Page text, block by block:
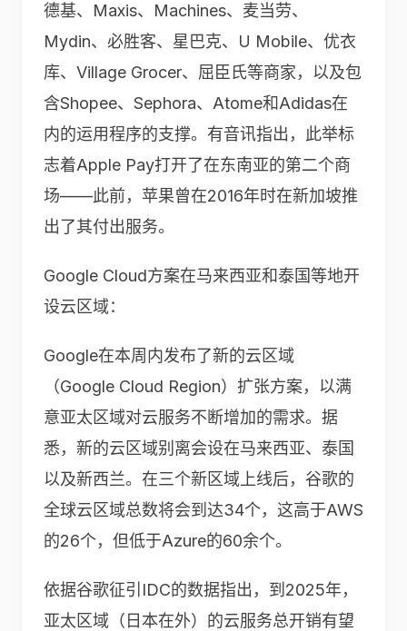
德基、Maxis、Machines、麦当劳、
Mydin、必胜客、星巴克、U Mobile、优衣
库、Village Grocer、屈臣氏等商家，以及包
含Shopee、Sephora、Atome和Adidas在
内的运用程序的支撑。有音讯指出，此举标
志着Apple Pay打开了在东南亚的第二个商
场——此前，苹果曾在2016年时在新加坡推
出了其付出服务。
Google Cloud方案在马来西亚和泰国等地开
设云区域：
Google在本周内发布了新的云区域
（Google Cloud Region）扩张方案，以满
意亚太区域对云服务不断增加的需求。据
悉，新的云区域别离会设在马来西亚、泰国
以及新西兰。在三个新区域上线后，谷歌的
全球云区域总数将会到达34个，这高于AWS
的26个，但低于Azure的60余个。
依据谷歌征引IDC的数据指出，到2025年，
亚太区域（日本在外）的云服务总开销有望